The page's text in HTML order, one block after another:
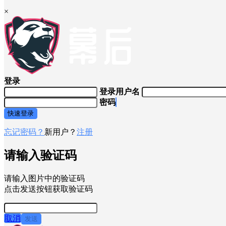
×
登录
登录用户名
密码
快速登录
忘记密码？ 新用户？ 注册
请输入验证码
请输入图片中的验证码
点击发送按钮获取验证码
取消 发送